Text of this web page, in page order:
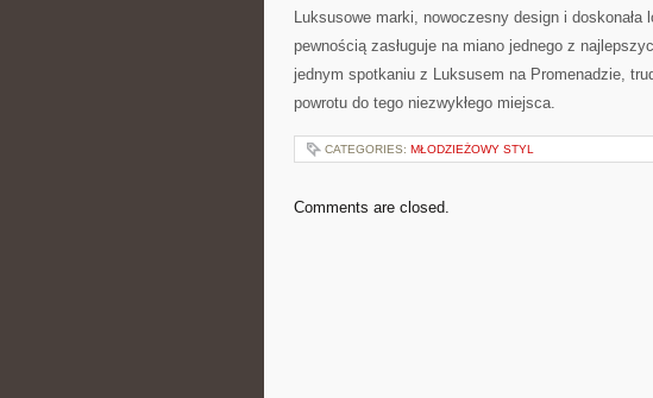
Luksusowe ⁣marki,⁢ nowoczesny design i
pewnością‌ zasługuje na miano jednego z
jednym spotkaniu‍ z Luksusem na ⁤Promenadzie,⁤
powrotu⁣ do tego niezwykłego miejsca.
CATEGORIES: MŁODZIEŻOWY STYL
Comments are closed.